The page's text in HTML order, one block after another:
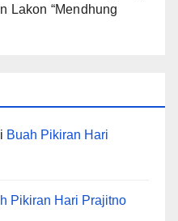
Lakon “Mendhung
Buah Pikiran Hari
Pikiran Hari Prajitno